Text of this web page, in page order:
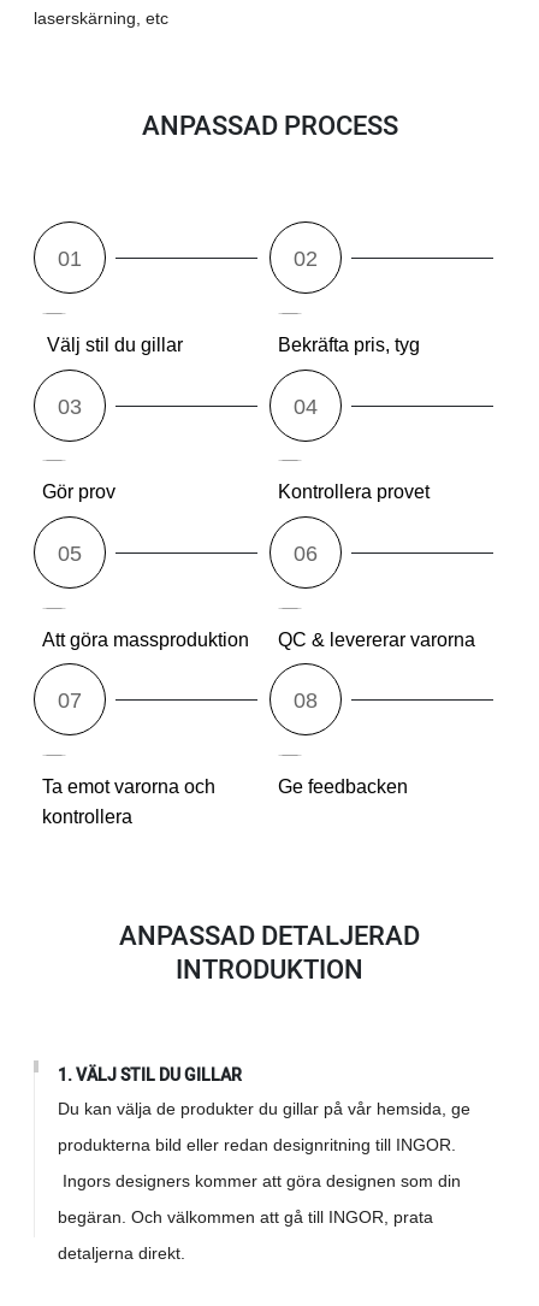
laserskärning, etc
ANPASSAD PROCESS
Välj stil du gillar Bekräfta pris, tyg
Gör prov Kontrollera provet
Att göra massproduktion QC & levererar varorna
Ta emot varorna och
kontrollera
Ge feedbacken
ANPASSAD DETALJERAD
INTRODUKTION
1. VÄLJ STIL DU GILLAR
Du kan välja de produkter du gillar på vår hemsida, ge
produkterna bild eller redan designritning till INGOR.
Ingors designers kommer att göra designen som din
begäran. Och välkommen att gå till INGOR, prata
detaljerna direkt.